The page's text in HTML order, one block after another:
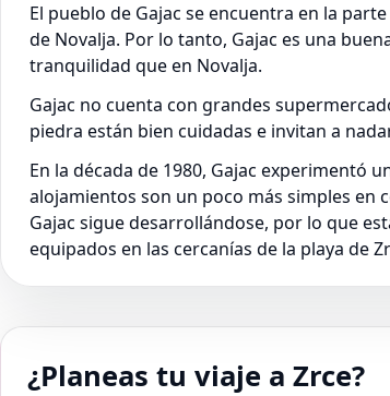
El pueblo de Gajac se encuentra en la
de Novalja. Por lo tanto, Gajac es una
tranquilidad que en Novalja.
Gajac no cuenta con grandes
piedra están bien cuidadas e invitan a
En la década de 1980, Gajac experimentó
alojamientos son un poco más simples en
Gajac sigue desarrollándose, por lo que
equipados en las cercanías de la playa de
¿Planeas tu viaje a Zrce?